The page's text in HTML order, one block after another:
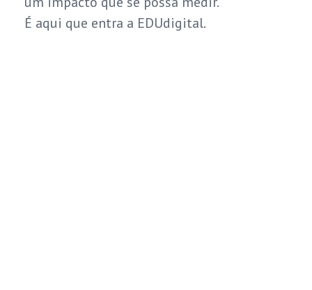
É aqui que entra a EDUdigital.